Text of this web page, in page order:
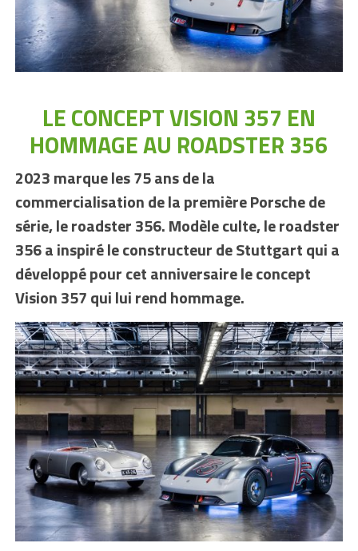
LE CONCEPT VISION 357 EN
HOMMAGE AU ROADSTER 356
2023 marque les 75 ans de la
commercialisation de la première Porsche de
série, le roadster 356. Modèle culte, le roadster
356 a inspiré le constructeur de Stuttgart qui a
développé pour cet anniversaire le concept
Vision 357 qui lui rend hommage.